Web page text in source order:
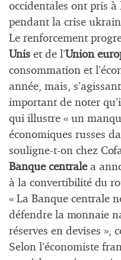
occidentales ont pris à
pendant la crise
Le renforcement
Unis et de l’Union
consommation et
année, mais,
important de noter
qui illustre « un
économiques russes
souligne-t-on chez
Banque centralea
à la convertibilité du
« La Banque centrale
défendre la monnaie
réserves en devises »,
Selon l’économiste